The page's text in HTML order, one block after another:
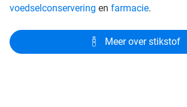
voedselconservering en farmacie.
Meer over stikstof